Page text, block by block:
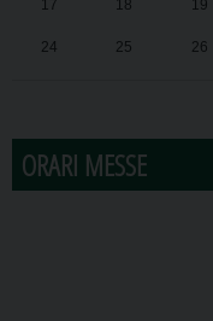
17 18 19
24 25 26
ORARI MESSE